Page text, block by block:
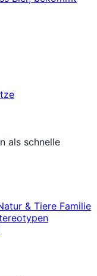
als schnelle
& Tiere Familie